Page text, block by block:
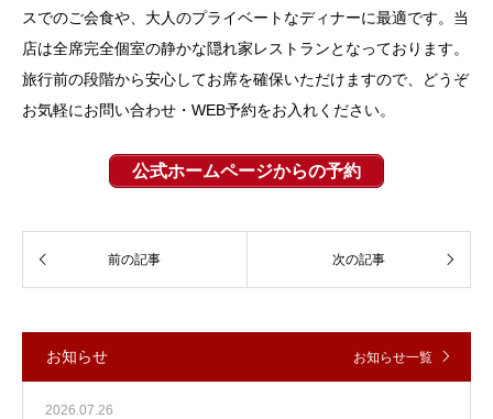
スでのご会食や、大人のプライベートなディナーに最適です。当
店は全席完全個室の静かな隠れ家レストランとなっております。
旅行前の段階から安心してお席を確保いただけますので、どうぞ
お気軽にお問い合わせ・WEB予約をお入れください。
公式ホームページからの予約
お知らせ お知らせ一覧
2026.07.26